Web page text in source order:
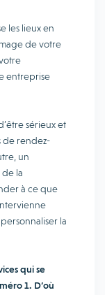
les lieux en
de votre
entreprise
sérieux et
de rendez-
un
la
à ce que
la
qui se
1. D’où